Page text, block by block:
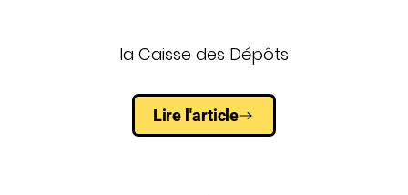
la Caisse des Dépôts
Lire l'article